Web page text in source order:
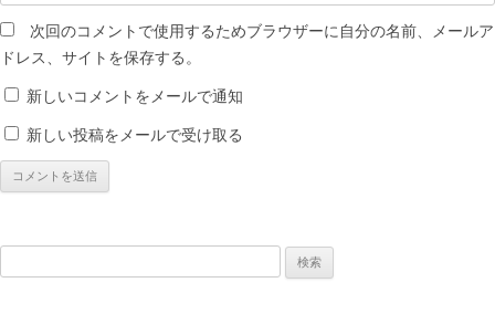
次回のコメントで使用するためブラウザーに自分の名前、メールア
ドレス、サイトを保存する。
新しいコメントをメールで通知
新しい投稿をメールで受け取る